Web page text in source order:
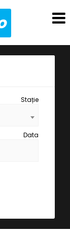
Stație
Data